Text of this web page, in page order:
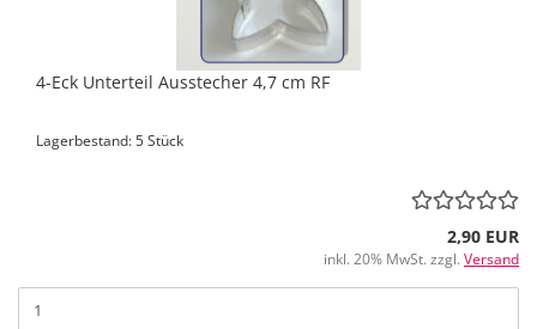
4-Eck Unterteil Ausstecher 4,7 cm RF
Lagerbestand: 5 Stück
2,90 EUR
inkl. 20% MwSt. zzgl. Versand